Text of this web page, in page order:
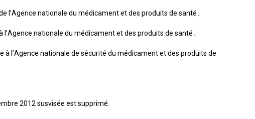
nationale du médicament et des produits de santé ;
nationale du médicament et des produits de santé ;
l’Agence nationale de sécurité du médicament et des produits de
2012 susvisée est supprimé.